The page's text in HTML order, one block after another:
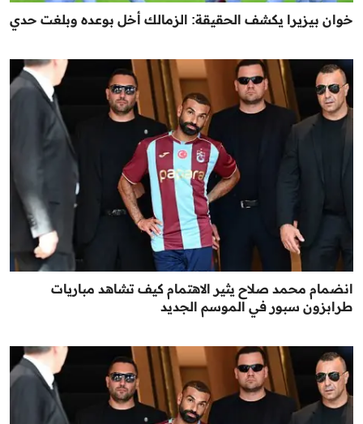
خوان بيزيرا يكشف الحقيقة: الزمالك أخل بوعده وبلغت حدي
انضمام محمد صلاح يثير الاهتمام كيف تشاهد مباريات
طرابزون سبور في الموسم الجديد